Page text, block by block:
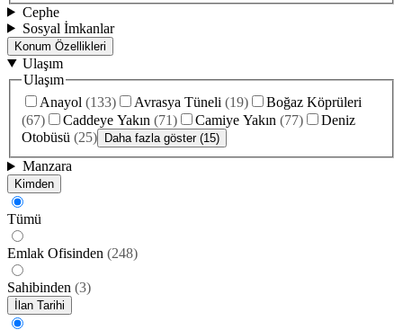
Cephe
Sosyal İmkanlar
Konum Özellikleri
Ulaşım
Ulaşım
Anayol (133) Avrasya Tüneli (19)
Boğaz Köprüleri
(67) Caddeye Yakın (71) Camiye Yakın (77)
Deniz
Otobüsü (25) Daha fazla göster (15)
Manzara
Kimden
Tümü
Emlak Ofisinden (248)
Sahibinden (3)
İlan Tarihi